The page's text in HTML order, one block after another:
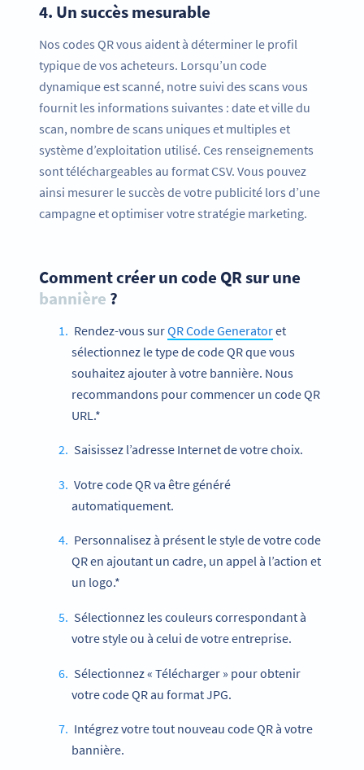
4. Un succès mesurable
Nos codes QR vous aident à déterminer le profil
typique de vos acheteurs. Lorsqu’un code
dynamique est scanné, notre suivi des scans vous
fournit les informations suivantes : date et ville du
scan, nombre de scans uniques et multiples et
système d’exploitation utilisé. Ces renseignements
sont téléchargeables au format CSV. Vous pouvez
ainsi mesurer le succès de votre publicité lors d’une
campagne et optimiser votre stratégie marketing.
Comment créer un code QR sur une
bannière ?
Rendez-vous surQR Code Generatoret
sélectionnez le type de code QR que vous
souhaitez ajouter à votre bannière. Nous
recommandons pour commencer un code QR
URL.*
Saisissez l’adresse Internet de votre choix.
Votre code QR va être généré
automatiquement.
Personnalisez à présent le style de votre code
QR en ajoutant un cadre, un appel à l’action et
un logo.*
Sélectionnez les couleurs correspondant à
votre style ou à celui de votre entreprise.
Sélectionnez « Télécharger » pour obtenir
votre code QR au format JPG.
Intégrez votre tout nouveau code QR à votre
bannière.